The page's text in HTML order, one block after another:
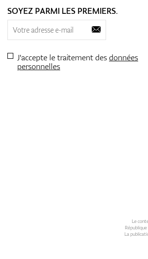
SOYEZ PARMI LES PREMIERS.
J'accepte le traitement desdonnées
personnelles
Le
La